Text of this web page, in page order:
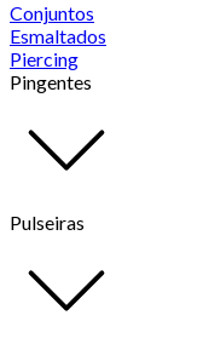
Conjuntos
Esmaltados
Piercing
Pingentes
Pulseiras